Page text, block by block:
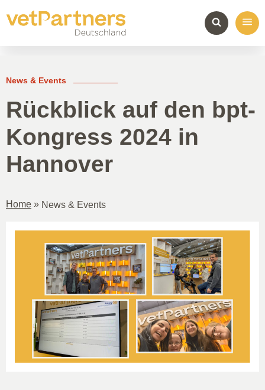
News & Events
Rückblick auf den bpt-
Kongress 2024 in
Hannover
Home » News & Events